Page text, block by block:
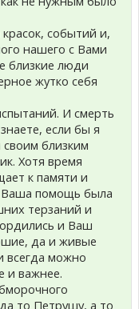
событий и,
нашего с Вами
близкие люди
жутко себя
И смерть
если бы я
своим близким
Хотя время
к памяти и
Ваша помощь была
терзаний и
и Ваш
да и живые
всегда можно
и важнее.
то Петрушу, а то